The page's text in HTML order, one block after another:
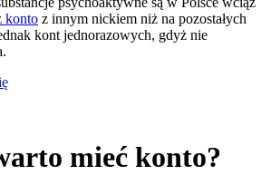
konto z innym nickiem niż na pozostałych
kont jednorazowych, gdyż nie
mieć konto?